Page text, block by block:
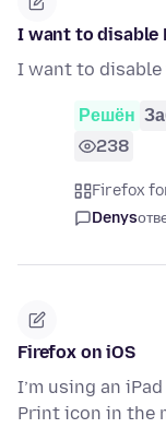
I want to disable
I want to disable
Решён
238
Firefox
Denys
Firefox on iOS
I’m using an
Print icon in the